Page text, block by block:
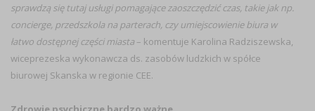
sprawdzą się tutaj usługi pomagające zaoszczędzić czas, takie jak np.
concierge, przedszkola na parterach, czy umiejscowienie biura w
łatwo dostępnej części miasta – komentuje Karolina Radziszewska,
wiceprezeska wykonawcza ds. zasobów ludzkich w spółce
biurowej Skanska w regionie CEE.